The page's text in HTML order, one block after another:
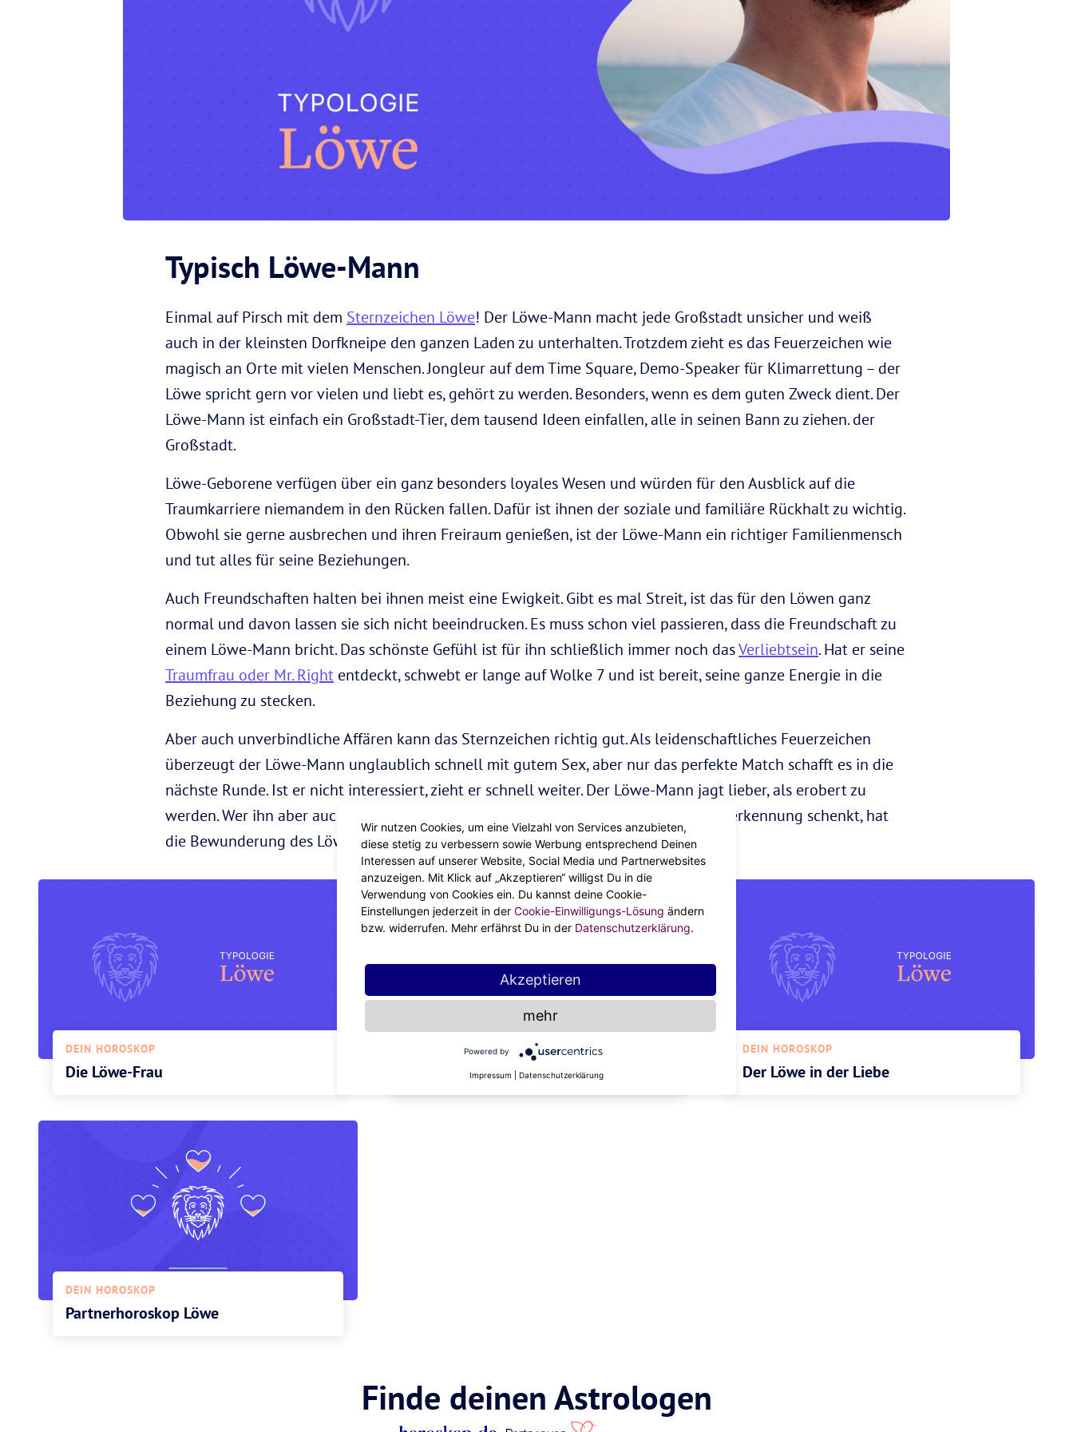
Typisch Löwe-Mann
Einmal auf Pirsch mit dem Sternzeichen Löwe! Der Löwe-Mann macht jede Großstadt unsicher und weiß
auch in der kleinsten Dorfkneipe den ganzen Laden zu unterhalten. Trotzdem zieht es das Feuerzeichen wie
magisch an Orte mit vielen Menschen. Jongleur auf dem Time Square, Demo-Speaker für Klimarrettung – der
Löwe spricht gern vor vielen und liebt es, gehört zu werden. Besonders, wenn es dem guten Zweck dient. Der
Löwe-Mann ist einfach ein Großstadt-Tier, dem tausend Ideen einfallen, alle in seinen Bann zu ziehen. der
Großstadt.
Löwe-Geborene verfügen über ein ganz besonders loyales Wesen und würden für den Ausblick auf die
Traumkarriere niemandem in den Rücken fallen. Dafür ist ihnen der soziale und familiäre Rückhalt zu wichtig.
Obwohl sie gerne ausbrechen und ihren Freiraum genießen, ist der Löwe-Mann ein richtiger Familienmensch
und tut alles für seine Beziehungen.
Auch Freundschaften halten bei ihnen meist eine Ewigkeit. Gibt es mal Streit, ist das für den Löwen ganz
normal und davon lassen sie sich nicht beeindrucken. Es muss schon viel passieren, dass die Freundschaft zu
einem Löwe-Mann bricht. Das schönste Gefühl ist für ihn schließlich immer noch dasVerliebtsein. Hat er seine
Traumfrau oder Mr. Right entdeckt, schwebt er lange auf Wolke 7 und ist bereit, seine ganze Energie in die
Beziehung zu stecken.
Aber auch unverbindliche Affären kann das Sternzeichen richtig gut. Als leidenschaftliches Feuerzeichen
überzeugt der Löwe-Mann unglaublich schnell mit gutem Sex, aber nur das perfekte Match schafft es in die
nächste Runde. Ist er nicht interessiert, zieht er schnell weiter. Der Löwe-Mann jagt lieber, als erobert zu
werden. Wer ihn aber auch mal auf den Boden holt und ihm trotzdem genügend Anerkennung schenkt, hat
die Bewunderung des Löwe-Mannes sicher.
DEIN HOROSKOP
Die Löwe-Frau
DEIN HOROSKOP
Der Löwe im Beruf
DEIN HOROSKOP
Der Löwe in der Liebe
DEIN HOROSKOP
Partnerhoroskop Löwe
Finde deinen Astrologen
Wir nutzen Cookies, um eine Vielzahl von Services anzubieten,
diese stetig zu verbessern sowie Werbung entsprechend Deinen
Interessen auf unserer Website, Social Media und Partnerwebsites
anzuzeigen. Mit Klick auf „Akzeptieren“ willigst Du in die
Verwendung von Cookies ein. Du kannst deine Cookie-
Einstellungen jederzeit in der Cookie-Einwilligungs-Lösung ändern
bzw. widerrufen. Mehr erfährst Du in der Datenschutzerklärung.
Akzeptieren
mehr
Powered by
Impressum Datenschutzerklärung